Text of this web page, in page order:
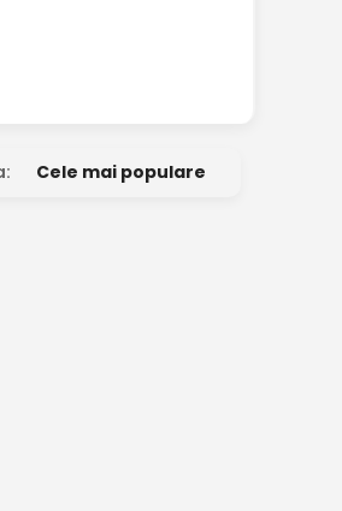
Cele mai populare